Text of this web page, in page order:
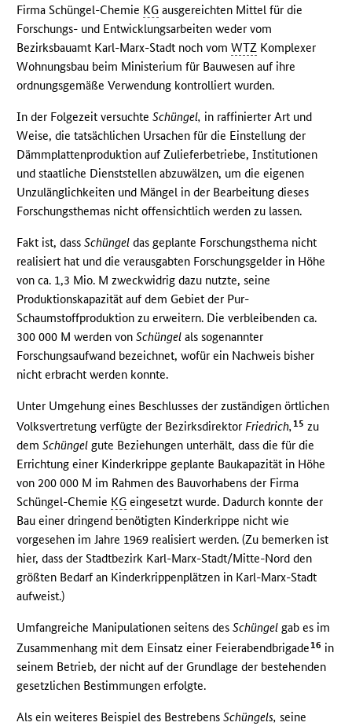
Firma Schüngel-Chemie KG ausgereichten Mittel für die
Forschungs- und Entwicklungsarbeiten weder vom
Bezirksbauamt Karl-Marx-Stadt noch vomWTZ Komplexer
Wohnungsbau beim Ministerium für Bauwesen auf ihre
ordnungsgemäße Verwendung kontrolliert wurden.
In der Folgezeit versuchteSchüngel, in raffinierter Art und
Weise, die tatsächlichen Ursachen für die Einstellung der
Dämmplattenproduktion auf Zulieferbetriebe, Institutionen
und staatliche Dienststellen abzuwälzen, um die eigenen
Unzulänglichkeiten und Mängel in der Bearbeitung dieses
Forschungsthemas nicht offensichtlich werden zu lassen.
Fakt ist, dassSchüngel das geplante Forschungsthema nicht
realisiert hat und die verausgabten Forschungsgelder in Höhe
von ca. 1,3 Mio. M zweckwidrig dazu nutzte, seine
Produktionskapazität auf dem Gebiet der Pur-
Schaumstoffproduktion zu erweitern. Die verbleibenden ca.
300 000 M werden vonSchüngel als sogenannter
Forschungsaufwand bezeichnet, wofür ein Nachweis bisher
nicht erbracht werden konnte.
Unter Umgehung eines Beschlusses der zuständigen örtlichen
Volksvertretung verfügte der BezirksdirektorFriedrich,15 zu
demSchüngel gute Beziehungen unterhält, dass die für die
Errichtung einer Kinderkrippe geplante Baukapazität in Höhe
von 200 000 M im Rahmen des Bauvorhabens der Firma
Schüngel-Chemie KG eingesetzt wurde. Dadurch konnte der
Bau einer dringend benötigten Kinderkrippe nicht wie
vorgesehen im Jahre 1969 realisiert werden. (Zu bemerken ist
hier, dass der Stadtbezirk Karl-Marx-Stadt/Mitte-Nord den
größten Bedarf an Kinderkrippenplätzen in Karl-Marx-Stadt
aufweist.)
Umfangreiche Manipulationen seitens desSchüngel gab es im
Zusammenhang mit dem Einsatz einer Feierabendbrigade16 in
seinem Betrieb, der nicht auf der Grundlage der bestehenden
gesetzlichen Bestimmungen erfolgte.
Als ein weiteres Beispiel des BestrebensSchüngels, seine